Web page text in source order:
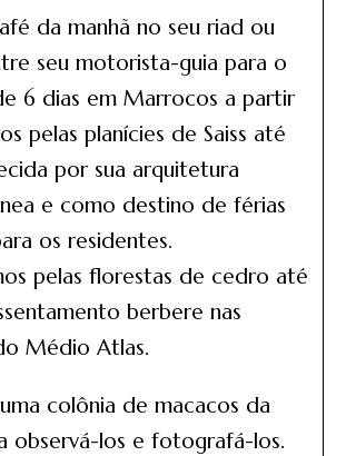
da manhã no seu riad ou
seu motorista-guia para o
6 dias em Marrocos a partir
pelas planícies de Saiss até
por sua arquitetura
e como destino de férias
os residentes.
pelas florestas de cedro até
berbere nas
Médio Atlas.
colônia de macacos da
observá-los e fotografá-los.